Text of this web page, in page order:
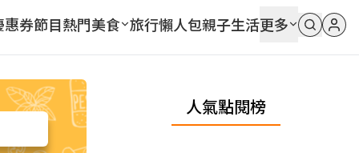
惠券節目熱門美食 旅行懶人包親子生活更多
人氣點閱榜